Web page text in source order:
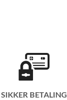
SIKKER BETALING